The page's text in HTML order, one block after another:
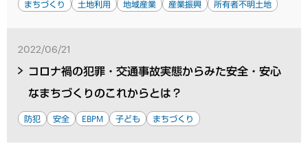
まちづくり 土地利用 地域産業 産業振興 所有者不明土地
2022/06/21
コロナ禍の犯罪・交通事故実態からみた安全・安心
なまちづくりのこれからとは？
防犯 安全 EBPM 子ども まちづくり